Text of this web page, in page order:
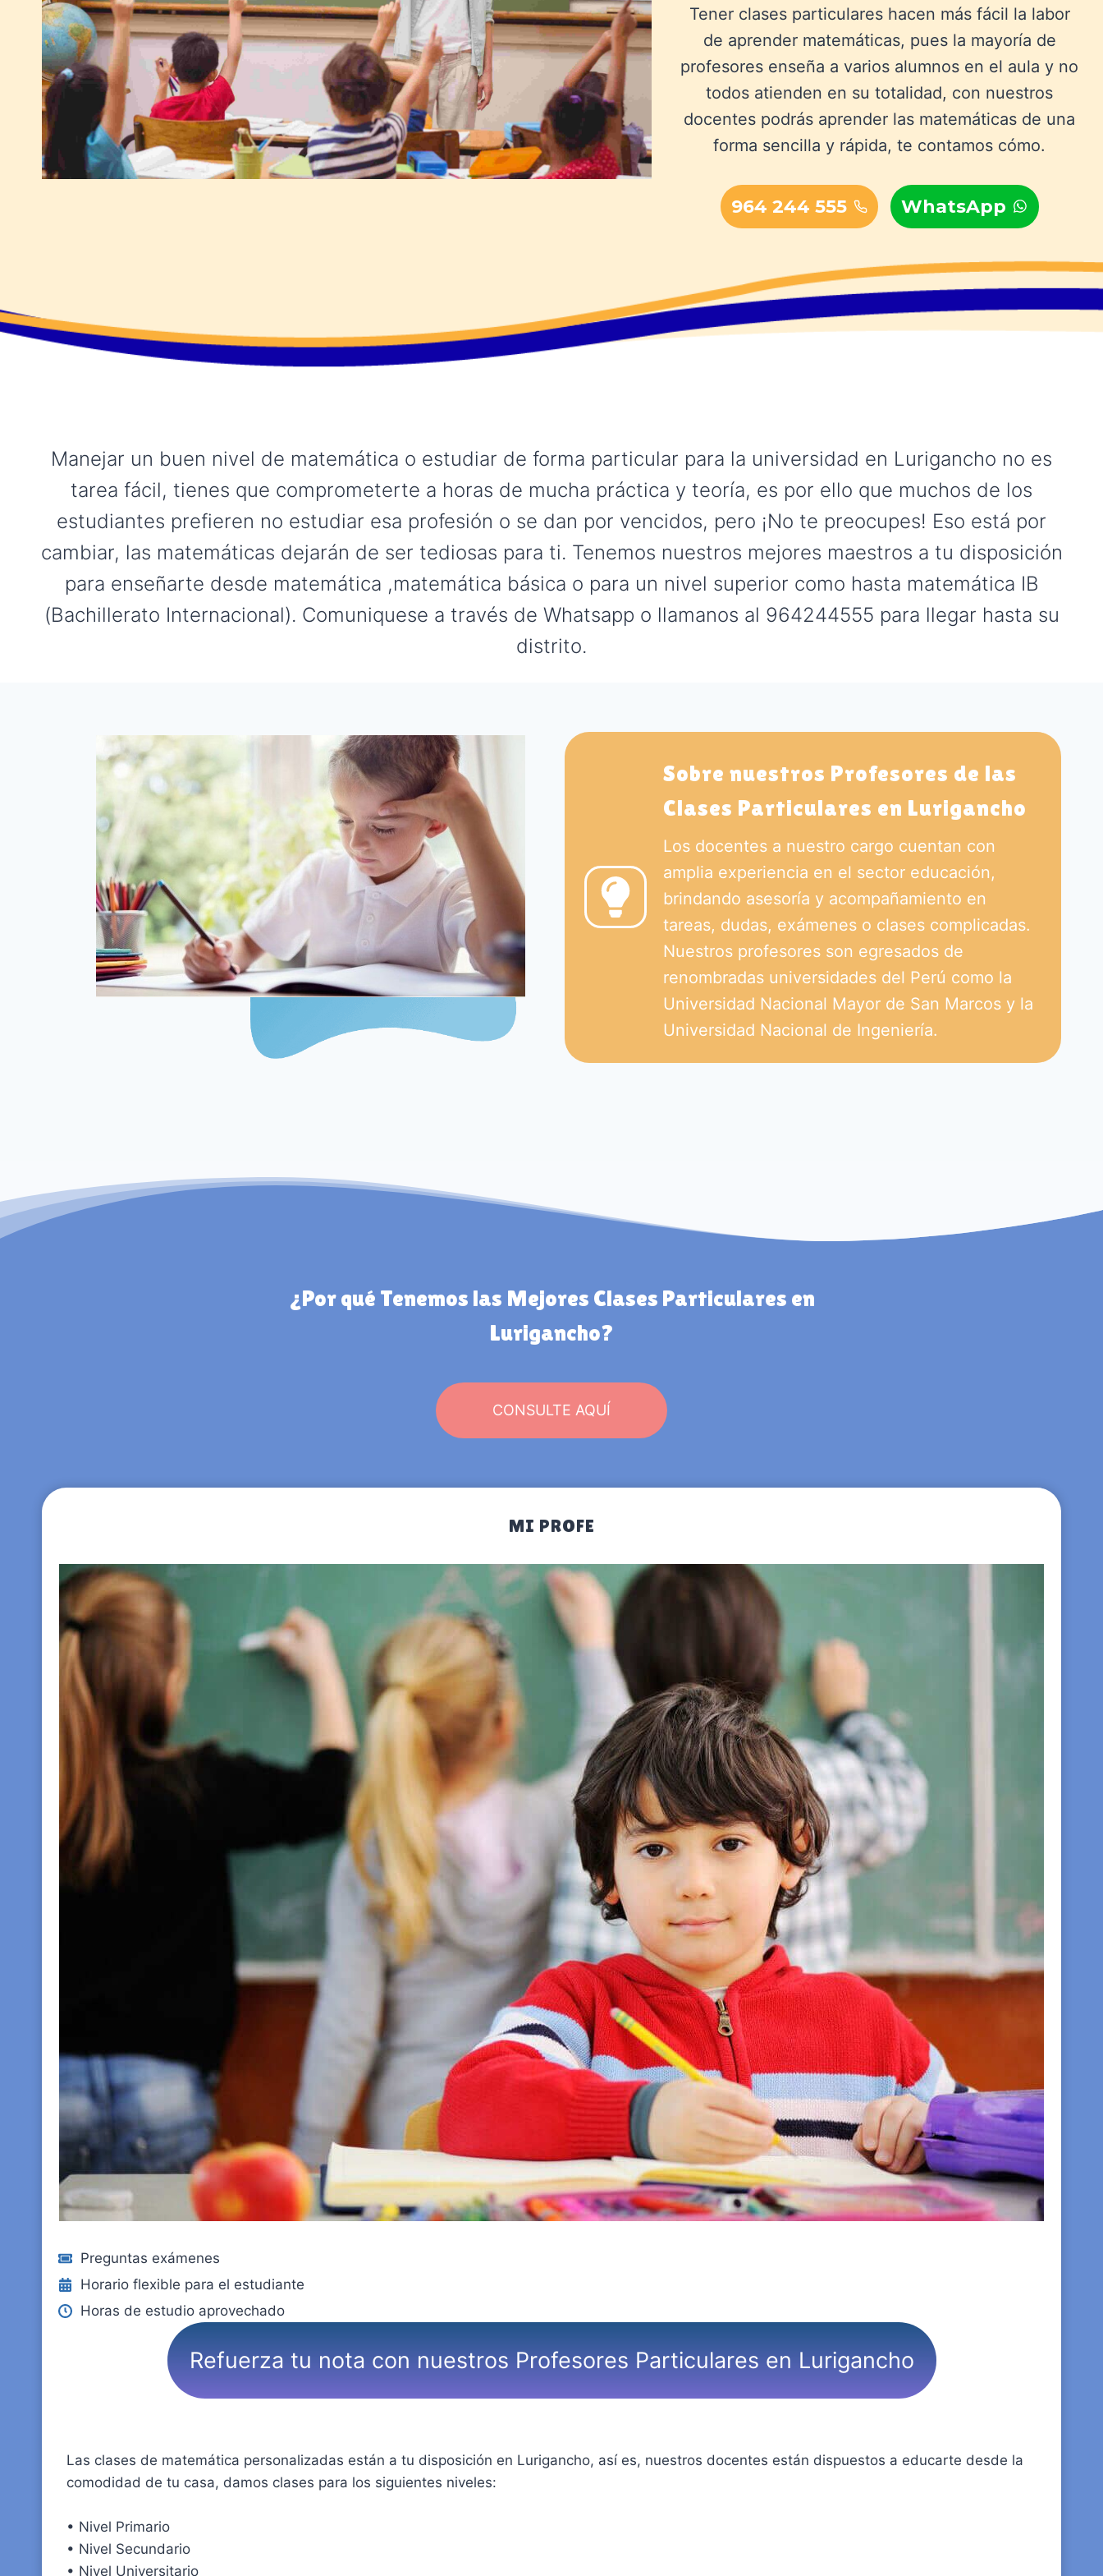
Tener clases particulares hacen más fácil la labor
de aprender matemáticas, pues la mayoría de
profesores enseña a varios alumnos en el aula y no
todos atienden en su totalidad, con nuestros
docentes podrás aprender las matemáticas de una
forma sencilla y rápida, te contamos cómo.
964 244 555 WhatsApp
Manejar un buen nivel de matemática o estudiar de forma particular para la universidad en Lurigancho no es
tarea fácil, tienes que comprometerte a horas de mucha práctica y teoría, es por ello que muchos de los
estudiantes prefieren no estudiar esa profesión o se dan por vencidos, pero ¡No te preocupes! Eso está por
cambiar, las matemáticas dejarán de ser tediosas para ti. Tenemos nuestros mejores maestros a tu disposición
para enseñarte desde matemática ,matemática básica o para un nivel superior como hasta matemática IB
(Bachillerato Internacional). Comuniquese a través de Whatsapp o llamanos al 964244555 para llegar hasta su
distrito.
Sobre nuestros Profesores de las
Clases Particulares en Lurigancho
Los docentes a nuestro cargo cuentan con
amplia experiencia en el sector educación,
brindando asesoría y acompañamiento en
tareas, dudas, exámenes o clases complicadas.
Nuestros profesores son egresados de
renombradas universidades del Perú como la
Universidad Nacional Mayor de San Marcos y la
Universidad Nacional de Ingeniería.
¿Por qué Tenemos las Mejores Clases Particulares en
Lurigancho?
CONSULTE AQUÍ
MI PROFE
Preguntas exámenes
Horario flexible para el estudiante
Horas de estudio aprovechado
Refuerza tu nota con nuestros Profesores Particulares en Lurigancho
Las clases de matemática personalizadas están a tu disposición en Lurigancho, así es, nuestros docentes están dispuestos a educarte desde la
comodidad de tu casa, damos clases para los siguientes niveles:
• Nivel Primario
• Nivel Secundario
• Nivel Universitario